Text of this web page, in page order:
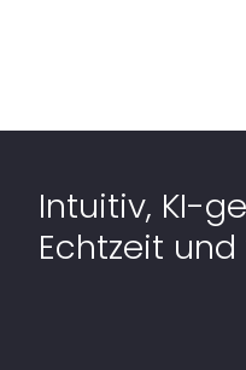
Intuitiv, KI-
Echtzeit